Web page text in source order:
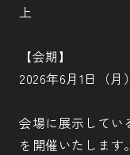
上
【会期】
2026年6月1日（月
会場に展示してい
を開催いたします。